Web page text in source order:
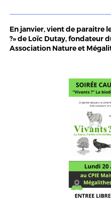
En janvier, vient de paraitre
?» de Loïc Dutay, fondateur
Association Nature et